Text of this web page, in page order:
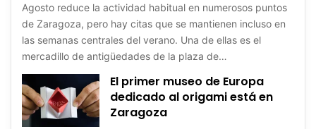
Agosto reduce la actividad habitual en numerosos puntos
de Zaragoza, pero hay citas que se mantienen incluso en
las semanas centrales del verano. Una de ellas es el
mercadillo de antigüedades de la plaza de…
El primer museo de Europa
dedicado al origami está en
Zaragoza